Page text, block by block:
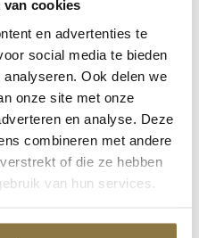
van cookies
en advertenties te
social media te bieden
Ook delen we
onze site met onze
en analyse. Deze
combineren met andere
of die ze hebben
van hun services.